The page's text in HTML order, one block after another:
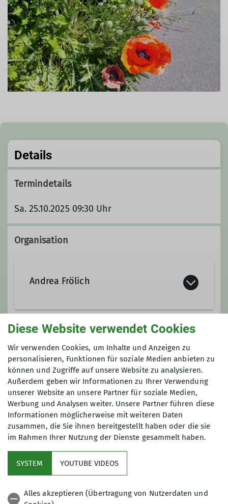
Details
Termindetails
Sa. 25.10.2025 09:30 Uhr
Organisation
Andrea Frölich
a_froelich@gmx.de
KURZSTRECKE
Wenn es mal nicht so lang sein soll ...
Unsere Kurzstreckenwanderungen
des Ruhrgebiets. Die Länge beträgt ca.
Diese Website verwendet Cookies
Wir verwenden Cookies, um Inhalte und Anzeigen zu
personalisieren, Funktionen für soziale Medien anbieten zu
können und Zugriffe auf unsere Website zu analysieren.
Außerdem geben wir Informationen zu Ihrer Verwendung
unserer Website an unsere Partner für soziale Medien,
Werbung und Analysen weiter. Unsere Partner führen diese
Informationen möglicherweise mit weiteren Daten
zusammen, die Sie ihnen bereitgestellt haben oder die sie
im Rahmen Ihrer Nutzung der Dienste gesammelt haben.
SYSTEM YOUTUBE VIDEOS
Alles akzeptieren (Übertragung von Nutzerdaten und